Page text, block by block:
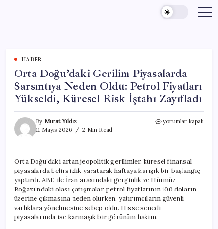
content
HABER
Orta Doğu’daki Gerilim Piyasalarda
Sarsıntıya Neden Oldu: Petrol Fiyatları
Yükseldi, Küresel Risk İştahı Zayıfladı
By Murat Yıldız
11 Mayıs 2026
2 Min Read
Orta
Neden
Oldu:
Petrol
Fiyatları
Yükseldi,
Küresel
yorumlar kapalı
Orta Doğu’daki artan jeopolitik gerilimler, küresel finansal
piyasalarda belirsizlik yaratarak haftaya karışık bir başlangıç
yaptırdı. ABD ile İran arasındaki gerginlik ve Hürmüz
Boğazı’ndaki olası çatışmalar, petrol fiyatlarının 100 doların
üzerine çıkmasına neden olurken, yatırımcıların güvenli
varlıklara yönelmesine sebep oldu. Hisse senedi
piyasalarında ise karmaşık bir görünüm hakim.